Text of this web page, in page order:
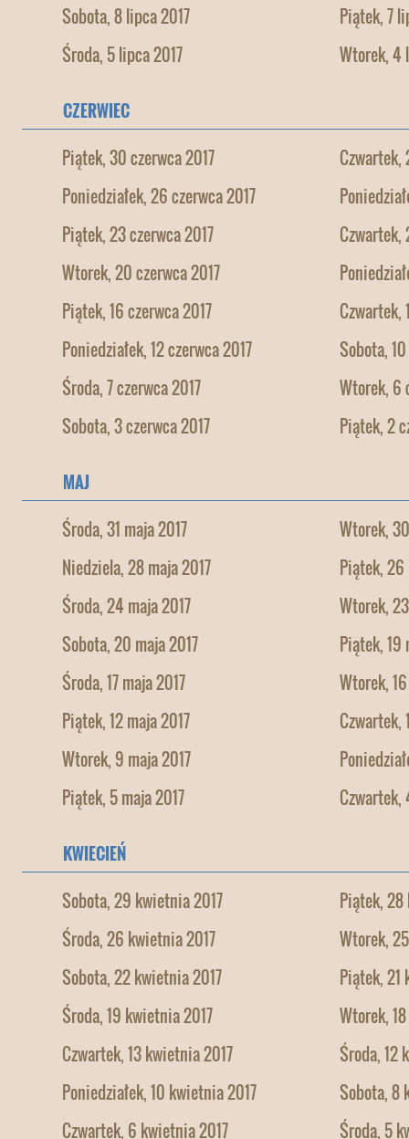
Sobota, 8 lipca 2017
Piątek, 7
Środa, 5 lipca 2017
Wtorek, 4
CZERWIEC
Piątek, 30 czerwca 2017
Czwartek,
Poniedziałek, 26 czerwca 2017
Piątek, 23 czerwca 2017
Czwartek,
Wtorek, 20 czerwca 2017
Piątek, 16 czerwca 2017
Czwartek,
Poniedziałek, 12 czerwca 2017
Sobota,
Środa, 7 czerwca 2017
Wtorek, 6
Sobota, 3 czerwca 2017
Piątek, 2
MAJ
Środa, 31 maja 2017
Wtorek,
Niedziela, 28 maja 2017
Piątek, 26
Środa, 24 maja 2017
Wtorek,
Sobota, 20 maja 2017
Piątek, 19
Środa, 17 maja 2017
Wtorek,
Piątek, 12 maja 2017
Czwartek,
Wtorek, 9 maja 2017
Piątek, 5 maja 2017
Czwartek,
KWIECIEŃ
Sobota, 29 kwietnia 2017
Piątek,
Środa, 26 kwietnia 2017
Wtorek,
Sobota, 22 kwietnia 2017
Piątek, 21
Środa, 19 kwietnia 2017
Wtorek,
Czwartek, 13 kwietnia 2017
Środa, 12
Poniedziałek, 10 kwietnia 2017
Sobota, 8
Czwartek, 6 kwietnia 2017
Środa, 5